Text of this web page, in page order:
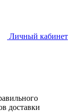
Личный кабинет
доставки